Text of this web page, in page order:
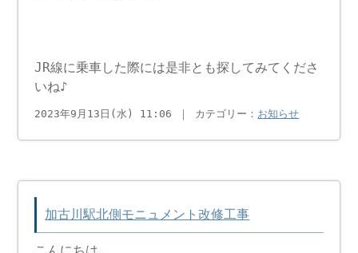
JR線に乗車した際には是非とも探してみてくださ
いね♪
2023年9月13日(水) 11:06 ｜ カテゴリー： お知らせ
加古川駅北側モニュメント改修工事